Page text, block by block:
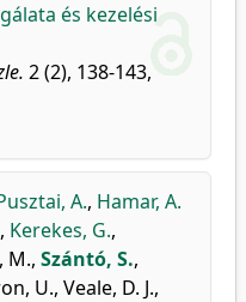
és kezelési
2 (2), 138-143,
A., Hamar, A.
, Kerekes, G.,
M., Szántó, S.,
U., Veale, D. J.,